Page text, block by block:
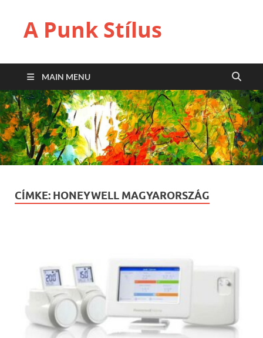
A Punk Stílus
MAIN MENU
CÍMKE: HONEYWELL MAGYARORSZÁG